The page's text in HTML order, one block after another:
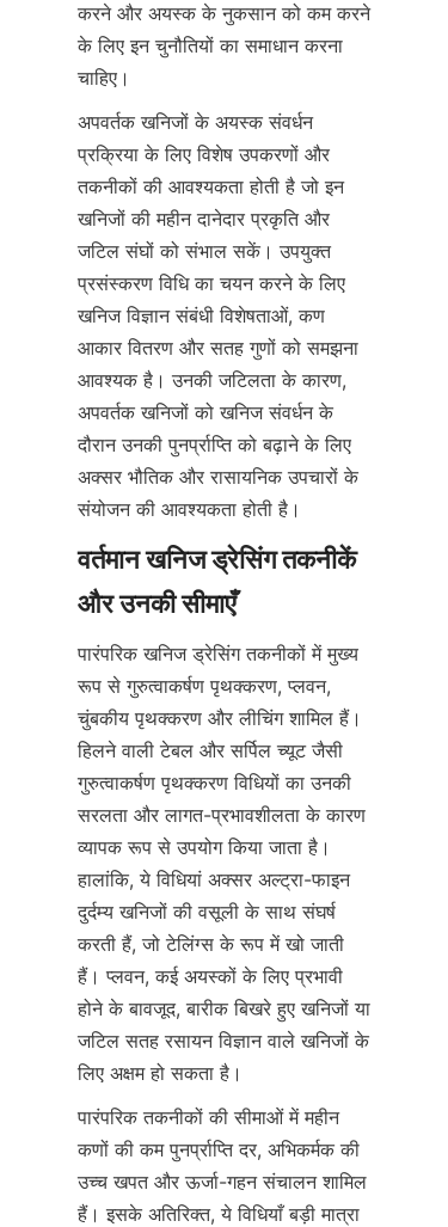
करने और अयस्क के नुकसान को कम करने
के लिए इन चुनौतियों का समाधान करना
चाहिए।
अपवर्तक खनिजों के अयस्क संवर्धन
प्रक्रिया के लिए विशेष उपकरणों और
तकनीकों की आवश्यकता होती है जो इन
खनिजों की महीन दानेदार प्रकृति और
जटिल संघों को संभाल सकें। उपयुक्त
प्रसंस्करण विधि का चयन करने के लिए
खनिज विज्ञान संबंधी विशेषताओं, कण
आकार वितरण और सतह गुणों को समझना
आवश्यक है। उनकी जटिलता के कारण,
अपवर्तक खनिजों को खनिज संवर्धन के
दौरान उनकी पुनर्प्राप्ति को बढ़ाने के लिए
अक्सर भौतिक और रासायनिक उपचारों के
संयोजन की आवश्यकता होती है।
वर्तमान खनिज ड्रेसिंग तकनीकें
पारंपरिक खनिज ड्रेसिंग तकनीकों में मुख्य
रूप से गुरुत्वाकर्षण पृथक्करण, प्लवन,
चुंबकीय पृथक्करण और लीचिंग शामिल हैं।
हिलने वाली टेबल और सर्पिल च्यूट जैसी
गुरुत्वाकर्षण पृथक्करण विधियों का उनकी
सरलता और लागत-प्रभावशीलता के कारण
व्यापक रूप से उपयोग किया जाता है।
हालांकि, ये विधियां अक्सर अल्ट्रा-फाइन
दुर्दम्य खनिजों की वसूली के साथ संघर्ष
करती हैं, जो टेलिंग्स के रूप में खो जाती
हैं। प्लवन, कई अयस्कों के लिए प्रभावी
होने के बावजूद, बारीक बिखरे हुए खनिजों या
जटिल सतह रसायन विज्ञान वाले खनिजों के
लिए अक्षम हो सकता है।
पारंपरिक तकनीकों की सीमाओं में महीन
कणों की कम पुनर्प्राप्ति दर, अभिकर्मक की
उच्च खपत और ऊर्जा-गहन संचालन शामिल
हैं। इसके अतिरिक्त, ये विधियाँ बड़ी मात्रा